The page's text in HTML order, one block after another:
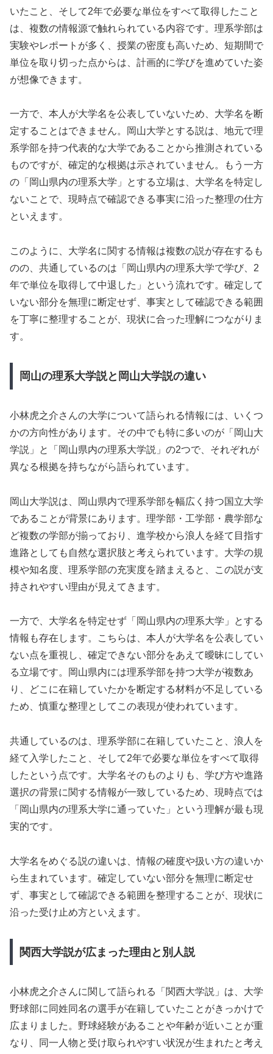
いたこと、そして2年で必要な単位をすべて取得したこと
は、複数の情報源で触れられている内容です。理系学部は
実験やレポートが多く、授業の密度も高いため、短期間で
単位を取り切った点からは、計画的に学びを進めていた姿
が想像できます。
一方で、本人が大学名を公表していないため、大学名を断
定することはできません。岡山大学とする説は、地元で理
系学部を持つ代表的な大学であることから推測されている
ものですが、確定的な根拠は示されていません。もう一方
の「岡山県内の理系大学」とする立場は、大学名を特定し
ないことで、現時点で確認できる事実に沿った整理の仕方
といえます。
このように、大学名に関する情報は複数の説が存在するも
のの、共通しているのは「岡山県内の理系大学で学び、2
年で単位を取得して中退した」という流れです。確定して
いない部分を無理に断定せず、事実として確認できる範囲
を丁寧に整理することが、現状に合った理解につながりま
す。
岡山の理系大学説と岡山大学説の違い
小林虎之介さんの大学について語られる情報には、いくつ
かの方向性があります。その中でも特に多いのが「岡山大
学説」と「岡山県内の理系大学説」の2つで、それぞれが
異なる根拠を持ちながら語られています。
岡山大学説は、岡山県内で理系学部を幅広く持つ国立大学
であることが背景にあります。理学部・工学部・農学部な
ど複数の学部が揃っており、進学校から浪人を経て目指す
進路としても自然な選択肢と考えられています。大学の規
模や知名度、理系学部の充実度を踏まえると、この説が支
持されやすい理由が見えてきます。
一方で、大学名を特定せず「岡山県内の理系大学」とする
情報も存在します。こちらは、本人が大学名を公表してい
ない点を重視し、確定できない部分をあえて曖昧にしてい
る立場です。岡山県内には理系学部を持つ大学が複数あ
り、どこに在籍していたかを断定する材料が不足している
ため、慎重な整理としてこの表現が使われています。
共通しているのは、理系学部に在籍していたこと、浪人を
経て入学したこと、そして2年で必要な単位をすべて取得
したという点です。大学名そのものよりも、学び方や進路
選択の背景に関する情報が一致しているため、現時点では
「岡山県内の理系大学に通っていた」という理解が最も現
実的です。
大学名をめぐる説の違いは、情報の確度や扱い方の違いか
ら生まれています。確定していない部分を無理に断定せ
ず、事実として確認できる範囲を整理することが、現状に
沿った受け止め方といえます。
関西大学説が広まった理由と別人説
小林虎之介さんに関して語られる「関西大学説」は、大学
野球部に同姓同名の選手が在籍していたことがきっかけで
広まりました。野球経験があることや年齢が近いことが重
なり、同一人物と受け取られやすい状況が生まれたと考え